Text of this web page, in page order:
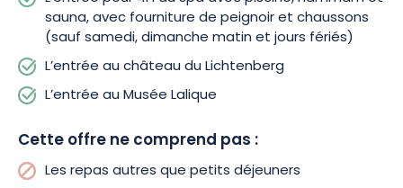
une expérience d’évasion et de découverte unique !
sauna, avec fourniture de peignoir et chaussons
(sauf samedi, dimanche matin et jours fériés)
L’entrée au château du Lichtenberg
L’entrée au Musée Lalique
Cette offre ne comprend pas :
Les repas autres que petits déjeuners